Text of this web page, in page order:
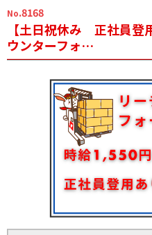
No.8168
【土日祝休み 正社員
ウンターフォ…